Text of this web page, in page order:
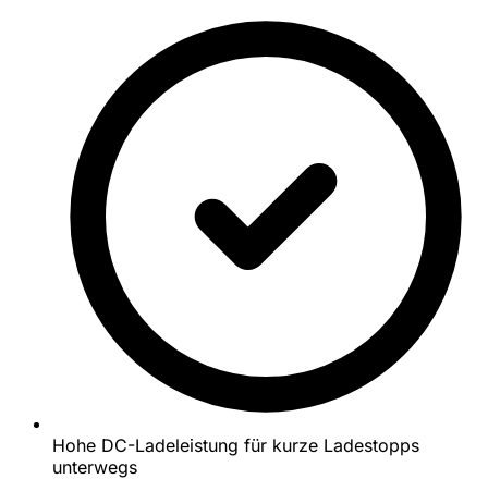
Hohe DC-Ladeleistung für kurze Ladestopps
unterwegs